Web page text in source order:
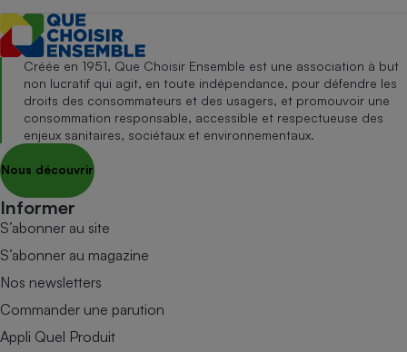
Créée en 1951, Que Choisir Ensemble est une association à but
non lucratif qui agit, en toute indépendance, pour défendre les
droits des consommateurs et des usagers, et promouvoir une
consommation responsable, accessible et respectueuse des
enjeux sanitaires, sociétaux et environnementaux.
Nous découvrir
Informer
S’abonner au site
S’abonner au magazine
Nos newsletters
Commander une parution
Appli Quel Produit